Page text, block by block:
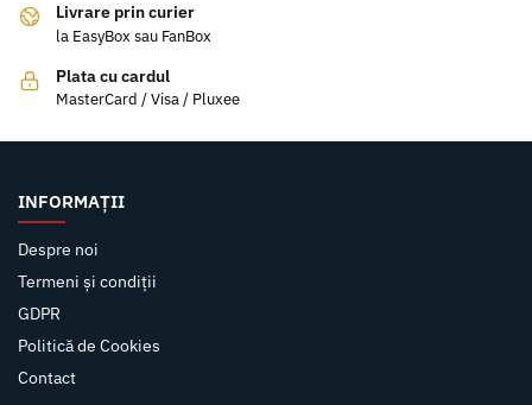
Livrare prin curier
la EasyBox sau FanBox
Plata cu cardul
MasterCard / Visa / Pluxee
INFORMAȚII
Despre noi
Termeni și condiții
GDPR
Politică de Cookies
Contact